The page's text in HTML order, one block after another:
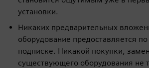
установки.
Никаких предварительных
оборудование предоставляется
подписке. Никакой покупки,
существующего оборудования не